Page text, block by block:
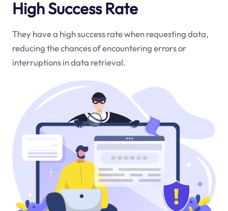
High Success Rate
They have a high success rate when requesting data,
reducing the chances of encountering errors or
interruptions in data retrieval.